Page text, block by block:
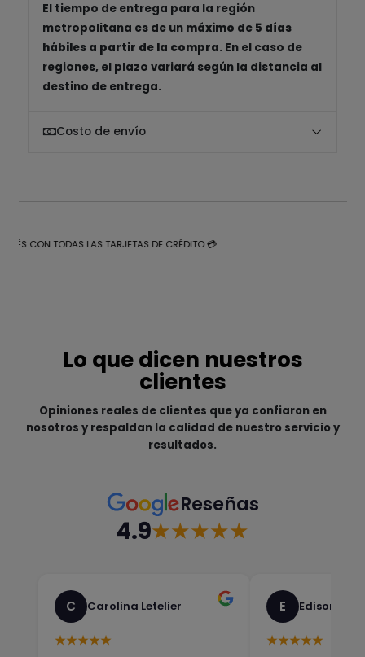
El tiempo de entrega para la región
metropolitana es de un máximo de 5 días
hábiles a partir de la compra. En el caso de
regiones, el plazo variará según la distancia al
destino de entrega.
Costo de envío
CON TODAS LAS TARJETAS DE CRÉDITO 💳
Lo que dicen nuestros
clientes
Opiniones reales de clientes que ya confiaron en
nosotros y respaldan la calidad de nuestro servicio y
resultados.
Reseñas
4.9★★★★★
C Carolina Letelier
★★★★★
E Edison
★★★★★